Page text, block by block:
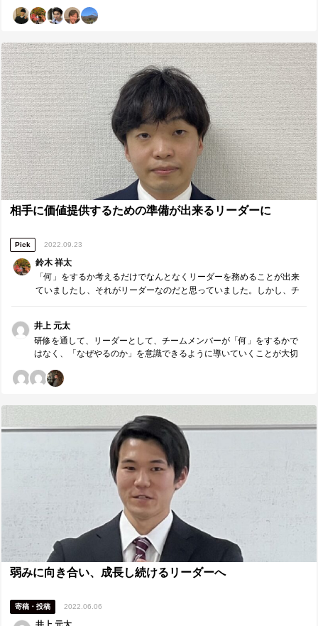
知りました。そして本当に自分を変えていくための強い意識が芽生え
ました。これまでの人生で、こんなにも自身に向き合ったことはあり
口さん、そして運営として参加して下さりメンバーのことを支えてく
ださった須賀さん、本田さん誠にありがとうございました。今後は、
常に「相手に価値を提供する」ことを意識して何事にも準備を怠るこ
となく取り組んでいきたいと思います。 ■これからリーダーシップゼミ
を受ける人へのメッセージ■ ・自分の弱みに向き合えていない人 ・自
身のリーダー像を確立できていない人 そんな人にぜひこの研修を受け
てほしいです。この研修で私は、自分の弱みに向き合えないままリー
ダーになることがいかに危険なことか知ることができました。自分の
弱みに向き合えるリーダーこそが、チームのメンバーを強くすること
ができるからです。 また、私はこれまで自身の求めるリーダー像とは
何なのか、自分の中に答えを持てずにいました。しかし今回の研修を
通して、自身が目指さなければいけないリーダー像を自分の中に持つ
ことが出来ました。それは「誰よりも準備をし、信頼されるリーダ
ー」です。かつての私のように、自身の目指すリーダー像をまだ持て
ッセージ■ 白石さん、この度は推薦してくださってありがとうございま
した。自分を見つめなおすことができ、今までの自身の未熟さを痛感
した非常に濃い二日間でした。これからのエンカレッジでの活動では
今回の研修を通して学んだことを活かし、「常に相手に価値を提供す
る」ことを考え尽力していきます。
との大切さに気づかせて頂きありがとうございました。
規メンバーを素早くチームに馴染ませる。 ２．来月の取組みで、周囲
らこそ、更に主体的に行動してもらうために働きかけること。 ３．本
日、誰に対し、どのような価値を具体的に提供したいか 2Qまではメン
バーとしてチームに貢献をしてきたからこその気づきを提供する。
■【Measure・Analyze・NextPlan】本日の振返り■ １．現状・成果の
把握 チームメンバーに主体的に行動をしてもらうために何を伝えれば
良いか、1on1でのゴール設定の大切さを知ることができた。 チームメ
ンバーの本音を引き出せておらず、メンバーに適切な役割を与えられ
ていない。 コーチングの際、質問で話を引き出すことができたが、自
分だったらこう行動するなど、相手のNAに働きかけるように導くこと
はできていなかった。 ２．ギャップの分析・課題の抽出 自身が目指す
べきリーダーについて深く言語化できていないため、メンバーの本音
を引き出せていない TLとしての視座が足りていない。学びを得るだけ
で提供するところまで至っていない。 ３．今後の対策・計画 ①メンバ
ーとの1on1 8月の振り返りをし、本音を引き出した上会話をゴール
③メンバーの行動を評価する指標を作る ＞一人一人が自身の行動を可
視化し、MTGを他メンバーから学べる場にする。 ④他TLとの関わり ＞
マネージャーMTGをはじめとして、TLからの学びを自チームに落とし
込む。 ■【周囲への感謝】リーダーやコーチに具体的に感謝したいこと
■ 誰から、どのような価値を頂きましたか。（感謝の気持ちも一緒に）
バイスしてくれたメンバーには名前の前に◎をつけてください。（1人
のみ） ◎須賀さん メンバーの本音を引き出す前に、まず自身の素を見
せる姿勢の必要性についてコーチングしてもらいました。そのために
理想とするリーダーとはどんな像なのか解像度を上げ、メンバーに期
待を伝えていきます。 谷さん メンバー同士の1on1をしてもらうにあた
って、内容の設計をしておくことの大切さを伝えてもらいました。た
左貫さん 自分でやると決めたことに対して、熱量を持って取り組むこ
とで成功事例に対して自信がつくことを伝えてもらいました。ありが
相手に価値提供するための準備が出来るリーダーに
Pick 2022.09.23
鈴木 祥太
「何」をするか考えるだけでなんとなくリーダーを務めることが出来
ていましたし、それがリーダーなのだと思っていました。しかし、チ
井上 元太
研修を通して、リーダーとして、チームメンバーが「何」をするかで
はなく、「なぜやるのか」を意識できるように導いていくことが大切
て、鈴木さんは自分に真摯に向き合っている姿勢が感じられます。研
弱みに向き合い、成長し続けるリーダーへ
寄稿・投稿 2022.06.06